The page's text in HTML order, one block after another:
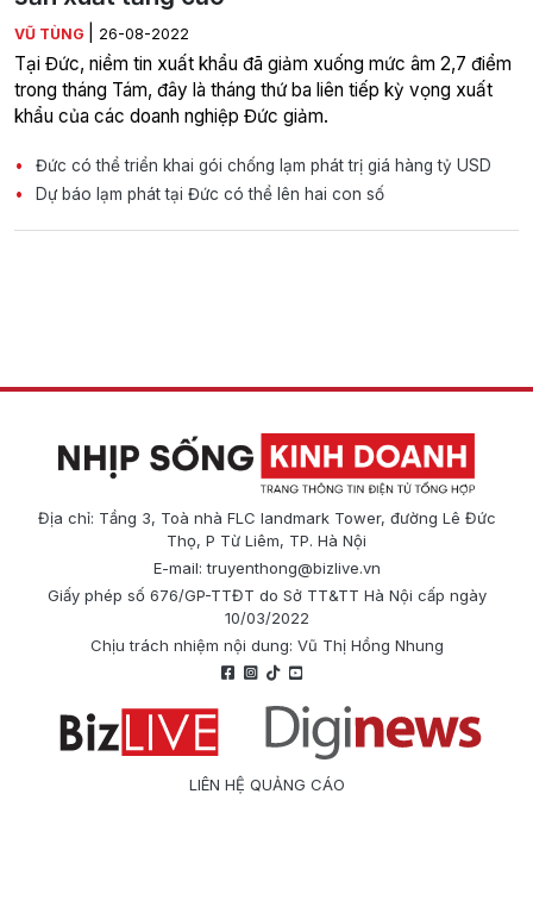
VŨ TÙNG 26-08-2022
Tại Đức, niềm tin xuất khẩu đã giảm xuống mức âm 2,7 điểm
trong tháng Tám, đây là tháng thứ ba liên tiếp kỳ vọng xuất
khẩu của các doanh nghiệp Đức giảm.
Đức có thể triển khai gói chống lạm phát trị giá hàng tỷ USD
Dự báo lạm phát tại Đức có thể lên hai con số
Địa chỉ: Tầng 3, Toà nhà FLC landmark Tower, đường Lê Đức
Thọ, P Từ Liêm, TP. Hà Nội
E-mail:truyenthong@bizlive.vn
Giấy phép số 676/GP-TTĐT do Sở TT&TT Hà Nội cấp ngày
10/03/2022
Chịu trách nhiệm nội dung: Vũ Thị Hồng Nhung
LIÊN HỆ QUẢNG CÁO